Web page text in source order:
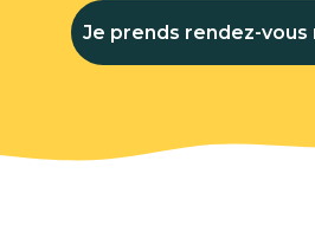
Je prends rendez-